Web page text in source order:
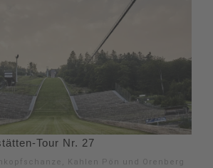
Tour Nr. 27
Kahlen Pön und Orenberg